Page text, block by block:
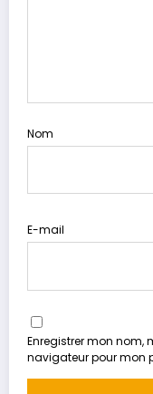
Nom
E-mail
Enregistrer mon nom,
navigateur pour mon